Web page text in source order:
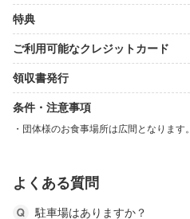
特典
ご利用可能なクレジットカード
領収書発行
条件・注意事項
団体様のお食事場所は広間となります。
よくある質問
駐車場はありますか？